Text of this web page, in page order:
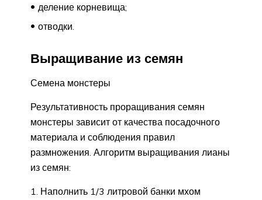
деление корневища;
отводки.
Выращивание из семян
Семена монстеры
Результативность проращивания семян
монстеры зависит от качества посадочного
материала и соблюдения правил
размножения. Алгоритм выращивания лианы
из семян:
Наполнить 1/3 литровой банки мхом